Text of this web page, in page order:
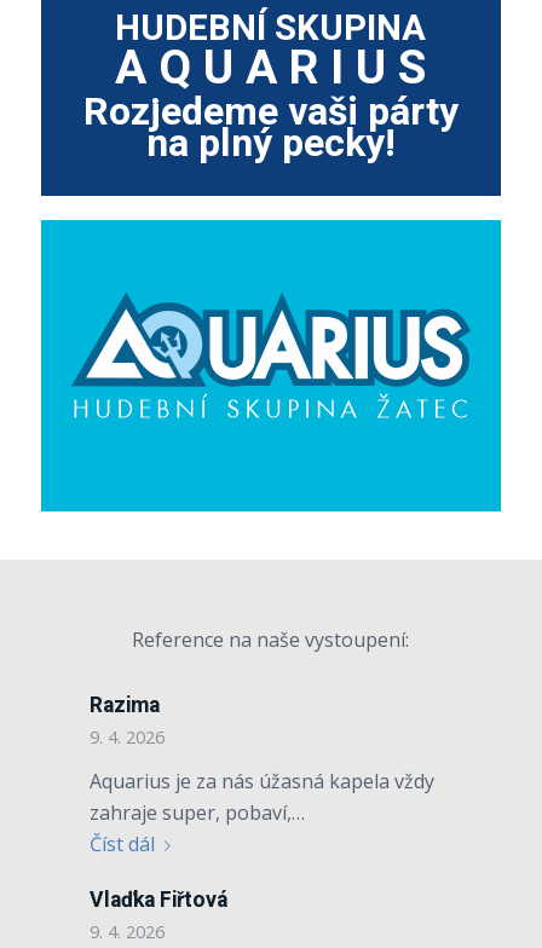
HUDEBNÍ SKUPINA
A Q U A R I U S
Rozjedeme vaši párty
na plný pecky!
Reference na naše vystoupení:
Razima
9. 4. 2026
Aquarius je za nás úžasná kapela vždy
zahraje super, pobaví,…
Číst dál
Vlaďka Fiřtová
9. 4. 2026
Jirka Formánek
9. 4. 2026
Skvělá kapela, která má široký
repertoár a dokáže…
Číst dál
Alena Bajerová
9. 4. 2026